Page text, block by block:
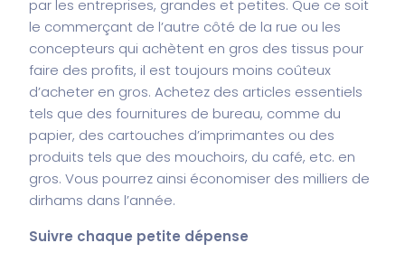
par les entreprises, grandes et petites. Que ce soit
le commerçant de l’autre côté de la rue ou les
concepteurs qui achètent en gros des tissus pour
faire des profits, il est toujours moins coûteux
d’acheter en gros. Achetez des articles essentiels
tels que des fournitures de bureau, comme du
papier, des cartouches d’imprimantes ou des
produits tels que des mouchoirs, du café, etc. en
gros. Vous pourrez ainsi économiser des milliers de
dirhams dans l’année.
Suivre chaque petite dépense